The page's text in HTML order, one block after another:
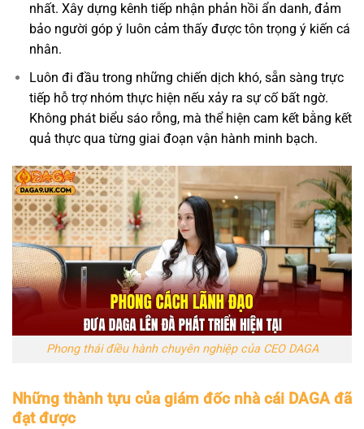
nhất. Xây dựng kênh tiếp nhận phản hồi ẩn danh, đảm
bảo người góp ý luôn cảm thấy được tôn trọng ý kiến cá
nhân.
Luôn đi đầu trong những chiến dịch khó, sẵn sàng trực
tiếp hỗ trợ nhóm thực hiện nếu xảy ra sự cố bất ngờ.
Không phát biểu sáo rỗng, mà thể hiện cam kết bằng kết
quả thực qua từng giai đoạn vận hành minh bạch.
Phong thái điều hành chuyên nghiệp của CEO DAGA
Những thành tựu của giám đốc nhà cái DAGA đã
đạt được